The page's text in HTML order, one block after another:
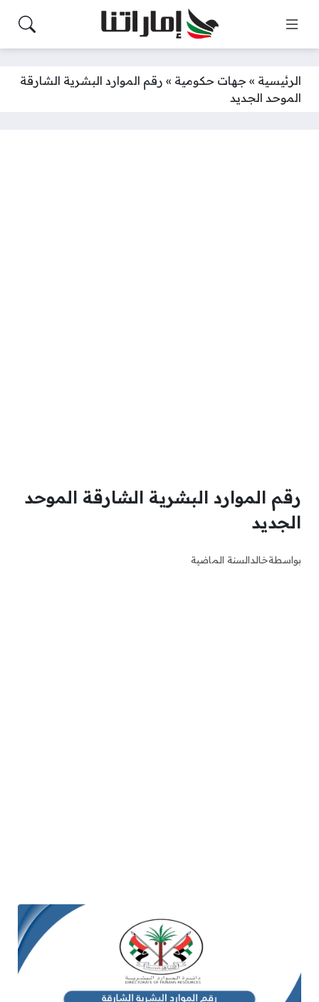
الرئيسية » جهات حكومية » رقم الموارد البشرية الشارقة
الموحد الجديد
رقم الموارد البشرية الشارقة الموحد
الجديد
بواسطةخالدالسنة الماضية